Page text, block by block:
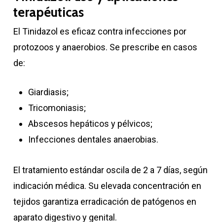
terapéuticas
El Tinidazol es eficaz contra infecciones por
protozoos y anaerobios. Se prescribe en casos
de:
Giardiasis;
Tricomoniasis;
Abscesos hepáticos y pélvicos;
Infecciones dentales anaerobias.
El tratamiento estándar oscila de 2 a 7 días, según
indicación médica. Su elevada concentración en
tejidos garantiza erradicación de patógenos en
aparato digestivo y genital.